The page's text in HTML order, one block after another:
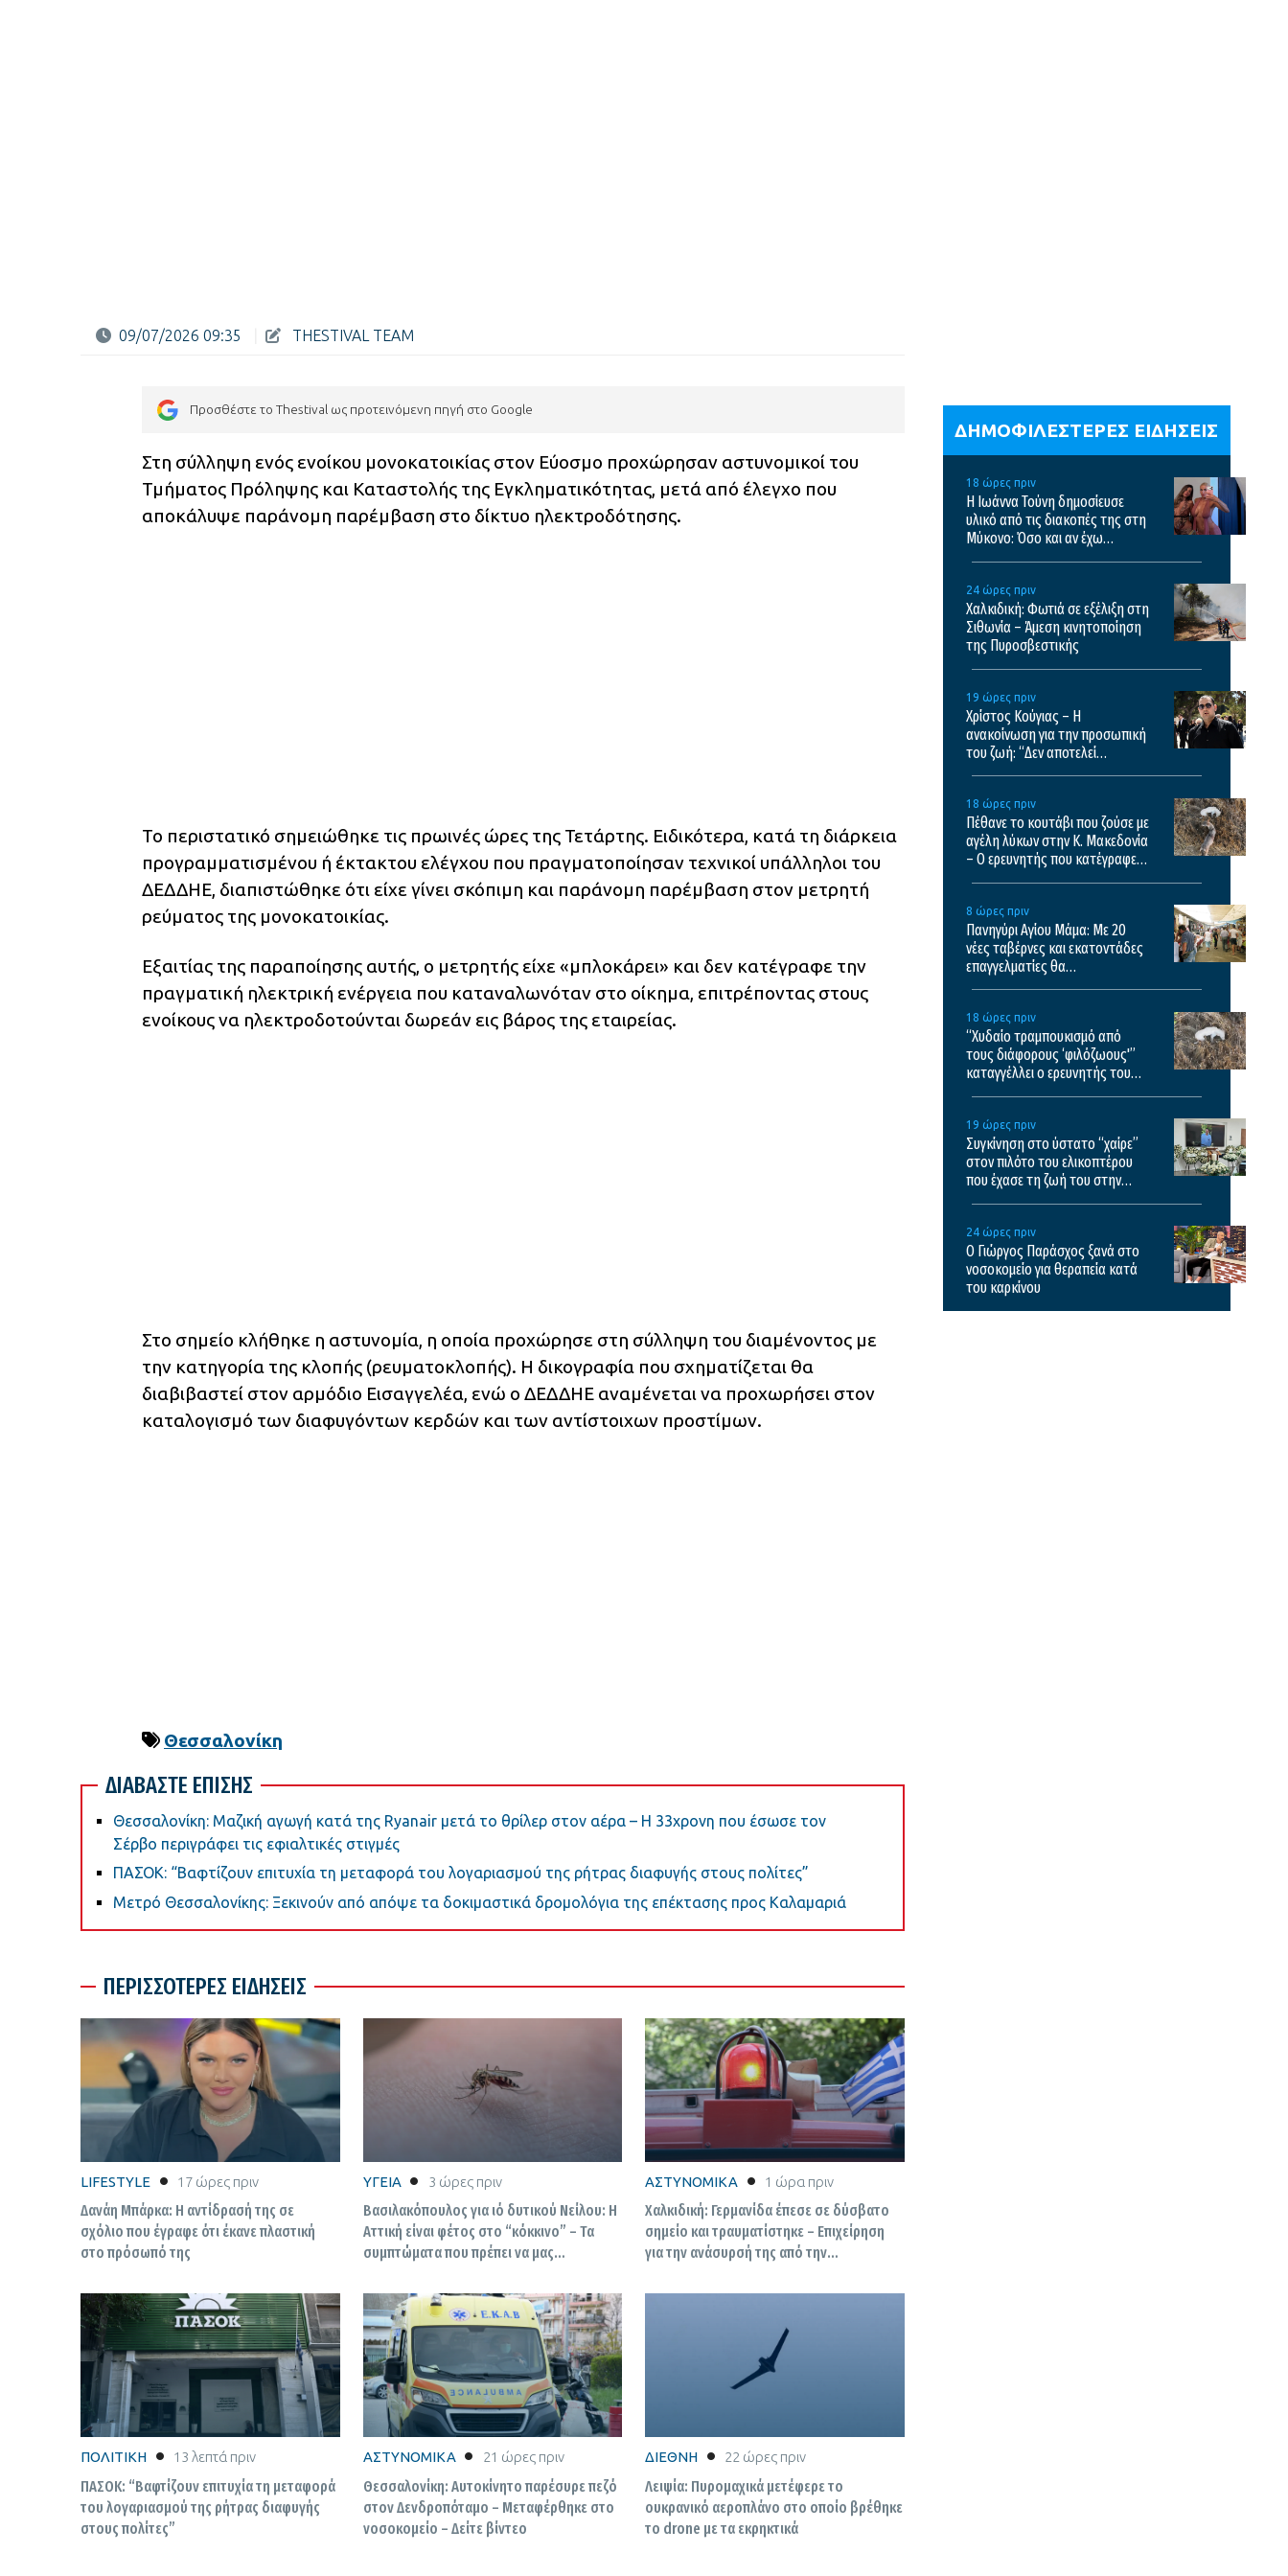
09/07/2026 09:35 THESTIVAL TEAM
Προσθέστε το Thestival ως προτεινόμενη πηγή στο Google
Στη σύλληψη ενός ενοίκου μονοκατοικίας στον Εύοσμο προχώρησαν αστυνομικοί του
Τμήματος Πρόληψης και Καταστολής της Εγκληματικότητας, μετά από έλεγχο που
αποκάλυψε παράνομη παρέμβαση στο δίκτυο ηλεκτροδότησης.
Το περιστατικό σημειώθηκε τις πρωινές ώρες της Τετάρτης. Ειδικότερα, κατά τη διάρκεια
προγραμματισμένου ή έκτακτου ελέγχου που πραγματοποίησαν τεχνικοί υπάλληλοι του
ΔΕΔΔΗΕ, διαπιστώθηκε ότι είχε γίνει σκόπιμη και παράνομη παρέμβαση στον μετρητή
ρεύματος της μονοκατοικίας.
Εξαιτίας της παραποίησης αυτής, ο μετρητής είχε «μπλοκάρει» και δεν κατέγραφε την
πραγματική ηλεκτρική ενέργεια που καταναλωνόταν στο οίκημα, επιτρέποντας στους
ενοίκους να ηλεκτροδοτούνται δωρεάν εις βάρος της εταιρείας.
Στο σημείο κλήθηκε η αστυνομία, η οποία προχώρησε στη σύλληψη του διαμένοντος με
την κατηγορία της κλοπής (ρευματοκλοπής). Η δικογραφία που σχηματίζεται θα
διαβιβαστεί στον αρμόδιο Εισαγγελέα, ενώ ο ΔΕΔΔΗΕ αναμένεται να προχωρήσει στον
καταλογισμό των διαφυγόντων κερδών και των αντίστοιχων προστίμων.
Θεσσαλονίκη
ΔΙΑΒΑΣΤΕ ΕΠΙΣΗΣ
Θεσσαλονίκη: Μαζική αγωγή κατά της Ryanair μετά το θρίλερ στον αέρα – Η 33χρονη που έσωσε τον
Σέρβο περιγράφει τις εφιαλτικές στιγμές
ΠΑΣΟΚ: “Βαφτίζουν επιτυχία τη μεταφορά του λογαριασμού της ρήτρας διαφυγής στους πολίτες”
Μετρό Θεσσαλονίκης: Ξεκινούν από απόψε τα δοκιμαστικά δρομολόγια της επέκτασης προς Καλαμαριά
ΠΕΡΙΣΣΟΤΕΡΕΣ ΕΙΔΗΣΕΙΣ
LIFESTYLE 17 ώρες πριν
Δανάη Μπάρκα: Η αντίδρασή της σε
σχόλιο που έγραφε ότι έκανε πλαστική
στο πρόσωπό της
ΥΓΕΙΑ 3 ώρες πριν
Βασιλακόπουλος για ιό δυτικού Νείλου: Η
Αττική είναι φέτος στο “κόκκινο” – Τα
συμπτώματα που πρέπει να μας
ΑΣΤΥΝΟΜΙΚΑ 1 ώρα πριν
Χαλκιδική: Γερμανίδα έπεσε σε δύσβατο
σημείο και τραυματίστηκε – Επιχείρηση
για την ανάσυρσή της από την
ΠΟΛΙΤΙΚΗ 13 λεπτά πριν
ΠΑΣΟΚ: “Βαφτίζουν επιτυχία τη μεταφορά
του λογαριασμού της ρήτρας διαφυγής
στους πολίτες”
ΑΣΤΥΝΟΜΙΚΑ 21 ώρες πριν
Θεσσαλονίκη: Αυτοκίνητο παρέσυρε πεζό
στον Δενδροπόταμο – Μεταφέρθηκε στο
νοσοκομείο – Δείτε βίντεο
ΔΙΕΘΝΗ 22 ώρες πριν
Λειψία: Πυρομαχικά μετέφερε το
ουκρανικό αεροπλάνο στο οποίο βρέθηκε
το drone με τα εκρηκτικά
ΔΗΜΟΦΙΛΕΣΤΕΡΕΣ ΕΙΔΗΣΕΙΣ
18 ώρες πριν
Η Ιωάννα Τούνη δημοσίευσε
υλικό από τις διακοπές της στη
Μύκονο: Όσο και αν έχω
24 ώρες πριν
Χαλκιδική: Φωτιά σε εξέλιξη στη
Σιθωνία – Άμεση κινητοποίηση
της Πυροσβεστικής
19 ώρες πριν
Χρίστος Κούγιας – Η
ανακοίνωση για την προσωπική
του ζωή: “Δεν αποτελεί
18 ώρες πριν
Πέθανε το κουτάβι που ζούσε με
αγέλη λύκων στην Κ. Μακεδονία
– Ο ερευνητής που κατέγραφε
8 ώρες πριν
Πανηγύρι Αγίου Μάμα: Με 20
νέες ταβέρνες και εκατοντάδες
επαγγελματίες θα
18 ώρες πριν
“Χυδαίο τραμπουκισμό από
τους διάφορους ‘φιλόζωους'”
καταγγέλλει ο ερευνητής του
λύκων
19 ώρες πριν
Συγκίνηση στο ύστατο “χαίρε”
στον πιλότο του ελικοπτέρου
που έχασε τη ζωή του στην
24 ώρες πριν
O Γιώργος Παράσχος ξανά στο
νοσοκομείο για θεραπεία κατά
του καρκίνου